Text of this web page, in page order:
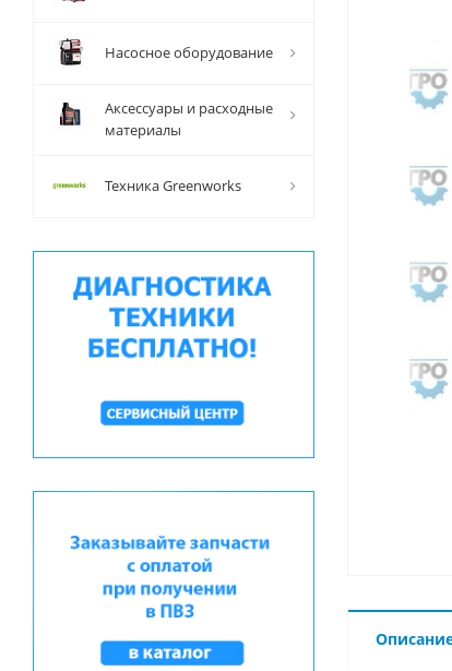
Насосное оборудование
Аксессуары и расходные
материалы
Техника Greenworks